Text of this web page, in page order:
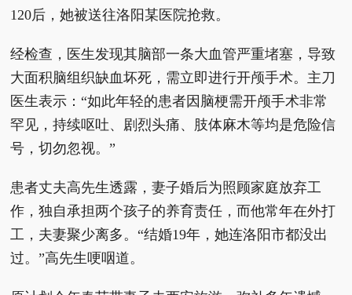
120后，她被送往洛阳某医院抢救。
经检查，医生发现其脑部一条大血管严重堵塞，导致
大面积脑组织缺血坏死，需立即进行开颅手术。主刀
医生表示：“如此年轻的患者因脑梗需开颅手术非常
罕见，持续呕吐、剧烈头痛、肢体麻木等均是危险信
号，切勿忽视。”
患者丈夫高先生透露，妻子婚后为照顾家庭放弃工
作，独自承担两个孩子的养育责任，而他常年在外打
工，夫妻聚少离多。“结婚19年，她连洛阳市都没出
过。”高先生哽咽道。